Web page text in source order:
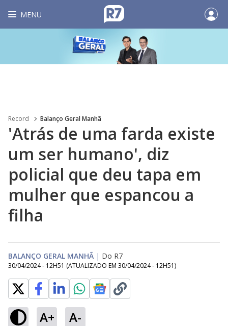
MENU
Record Balanço Geral Manhã
'Atrás de uma farda existe
um ser humano', diz
policial que deu tapa em
mulher que espancou a
filha
BALANÇO GERAL MANHÃ | Do R7
30/04/2024 - 12H51 (ATUALIZADO EM 30/04/2024 - 12H51)
A+ A-